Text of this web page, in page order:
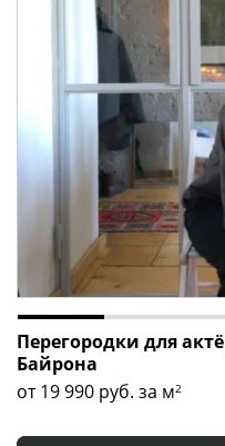
Перегородки для
Байрона
от 19 990 руб. за м2